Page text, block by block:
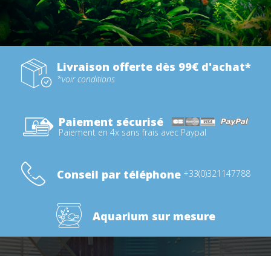
Livraison offerte dès 99€ d'achat*
*voir conditions
Paiement sécurisé
Paiement en 4x sans frais avec Paypal
Conseil par téléphone +33(0)321147788
Aquarium sur mesure